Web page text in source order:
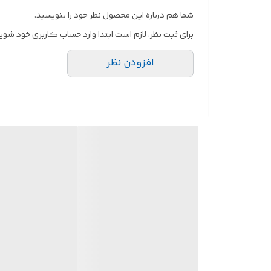
شما هم درباره این محصول نظر خود را بنویسید.
برای ثبت نظر، لازم است ابتدا وارد حساب کاربری خود
افزودن نظر